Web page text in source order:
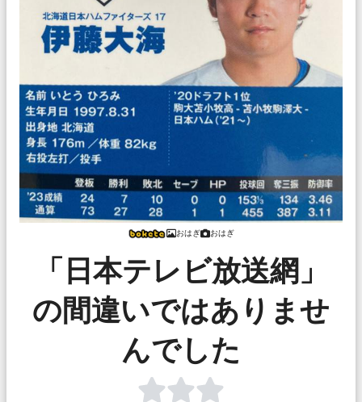
おはぎ おはぎ
「日本テレビ放送網」
の間違いではありませ
んでした